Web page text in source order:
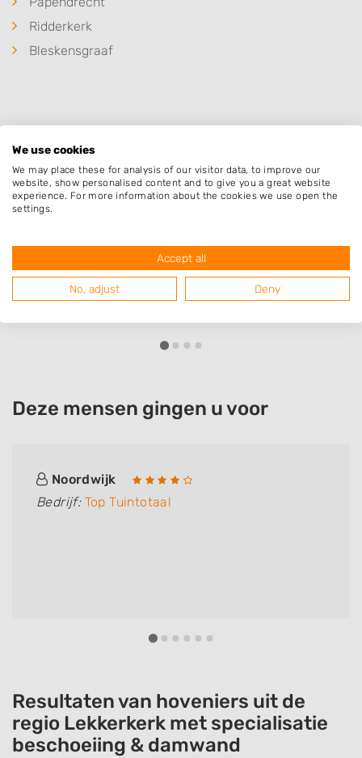
Ridderkerk
Bleskensgraaf
Lavande aanleg en tuinonderhoud
3356MJ Papendrecht
Deze mensen gingen u voor
Noordwijk
Bedrijf: Top Tuintotaal
Resultaten van hoveniers uit de
regio Lekkerkerk met specialisatie
beschoeiing & damwand
We use cookies
We may place these for analysis of our visitor data, to improve our
website, show personalised content and to give you a great website
experience. For more information about the cookies we use open the
settings.
Accept all
No, adjust Deny